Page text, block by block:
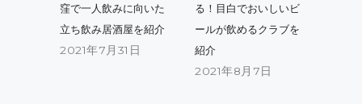
ナ
ビ
窪で一人飲みに向いた
立ち飲み居酒屋を紹介
2021年7月31日
る！目白でおいしいビ
ールが飲めるクラブを
紹介
2021年8月7日